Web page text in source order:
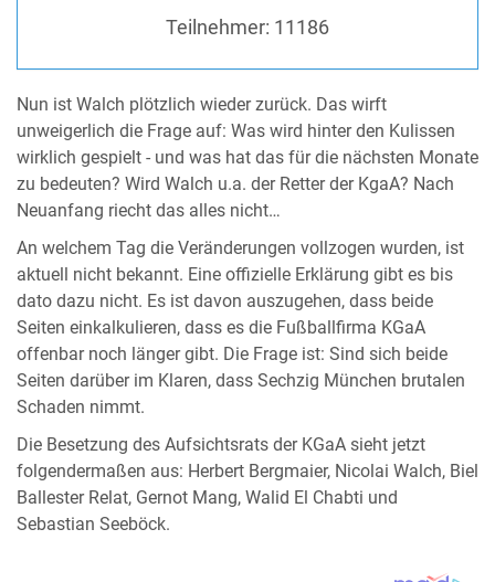
Teilnehmer: 11186
Nun ist Walch plötzlich wieder zurück. Das wirft
unweigerlich die Frage auf: Was wird hinter den Kulissen
wirklich gespielt - und was hat das für die nächsten Monate
zu bedeuten? Wird Walch u.a. der Retter der KgaA? Nach
Neuanfang riecht das alles nicht…
An welchem Tag die Veränderungen vollzogen wurden, ist
aktuell nicht bekannt. Eine offizielle Erklärung gibt es bis
dato dazu nicht. Es ist davon auszugehen, dass beide
Seiten einkalkulieren, dass es die Fußballfirma KGaA
offenbar noch länger gibt. Die Frage ist: Sind sich beide
Seiten darüber im Klaren, dass Sechzig München brutalen
Schaden nimmt.
Die Besetzung des Aufsichtsrats der KGaA sieht jetzt
folgendermaßen aus: Herbert Bergmaier, Nicolai Walch, Biel
Ballester Relat, Gernot Mang, Walid El Chabti und
Sebastian Seeböck.